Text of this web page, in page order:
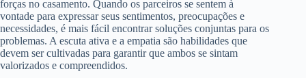
forças no casamento. Quando os parceiros se sentem à
vontade para expressar seus sentimentos, preocupações e
necessidades, é mais fácil encontrar soluções conjuntas para os
problemas. A escuta ativa e a empatia são habilidades que
devem ser cultivadas para garantir que ambos se sintam
valorizados e compreendidos.